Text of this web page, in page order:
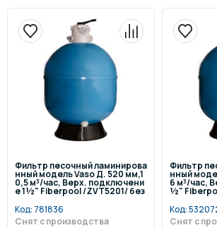
Фильтр песочный ламинирова
нный модель Vaso Д. 520 мм,1
0,5 м³/час, Верх. подключени
е 1½" Fiberpool /ZVT5201/ без
Код: 781836
Снят с производства
Фильтр
нный
6 м³/час,
½"
Код:
Снят с